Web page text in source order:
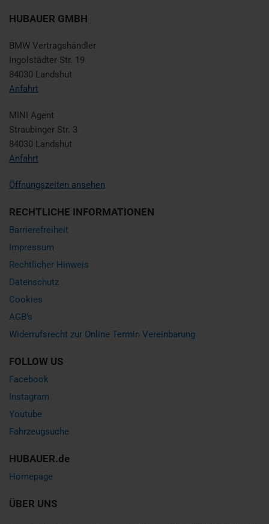
HUBAUER GMBH
BMW Vertragshändler
Ingolstädter Str. 19
84030 Landshut
Anfahrt
MINI Agent
Straubinger Str. 3
84030 Landshut
Anfahrt
Öffnungszeiten ansehen
RECHTLICHE INFORMATIONEN
Barrierefreiheit
Impressum
Rechtlicher Hinweis
Datenschutz
Cookies
AGB's
Widerrufsrecht zur Online Termin Vereinbarung
FOLLOW US
Facebook
Instagram
Youtube
Fahrzeugsuche
HUBAUER.de
Homepage
ÜBER UNS